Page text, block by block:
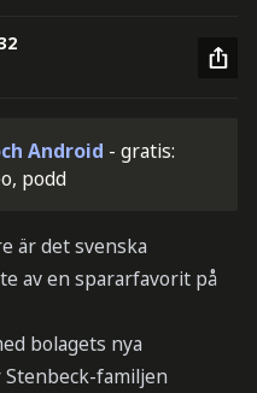
Android - gratis:
podd
är det svenska
av en spararfavorit på
bolagets nya
familjen